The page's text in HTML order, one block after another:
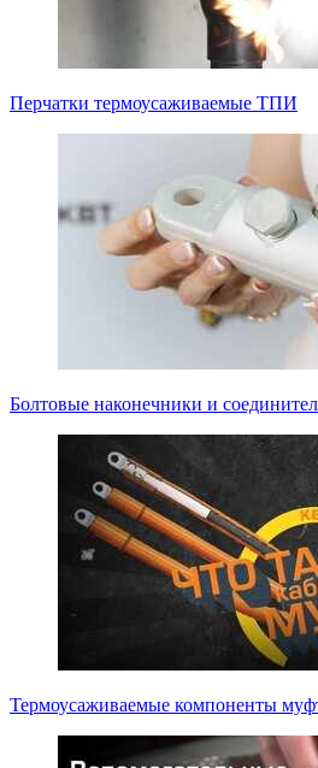
Перчатки термоусаживаемые ТПИ
Болтовые наконечники и
Термоусаживаемые компоненты